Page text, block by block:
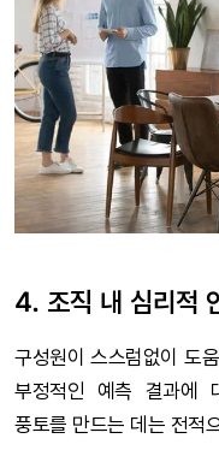
4. 조직 내 심리적
구성원이 스스럼없이 도
부정적인 예측 결과에
풍토를 만드는 데는 전적